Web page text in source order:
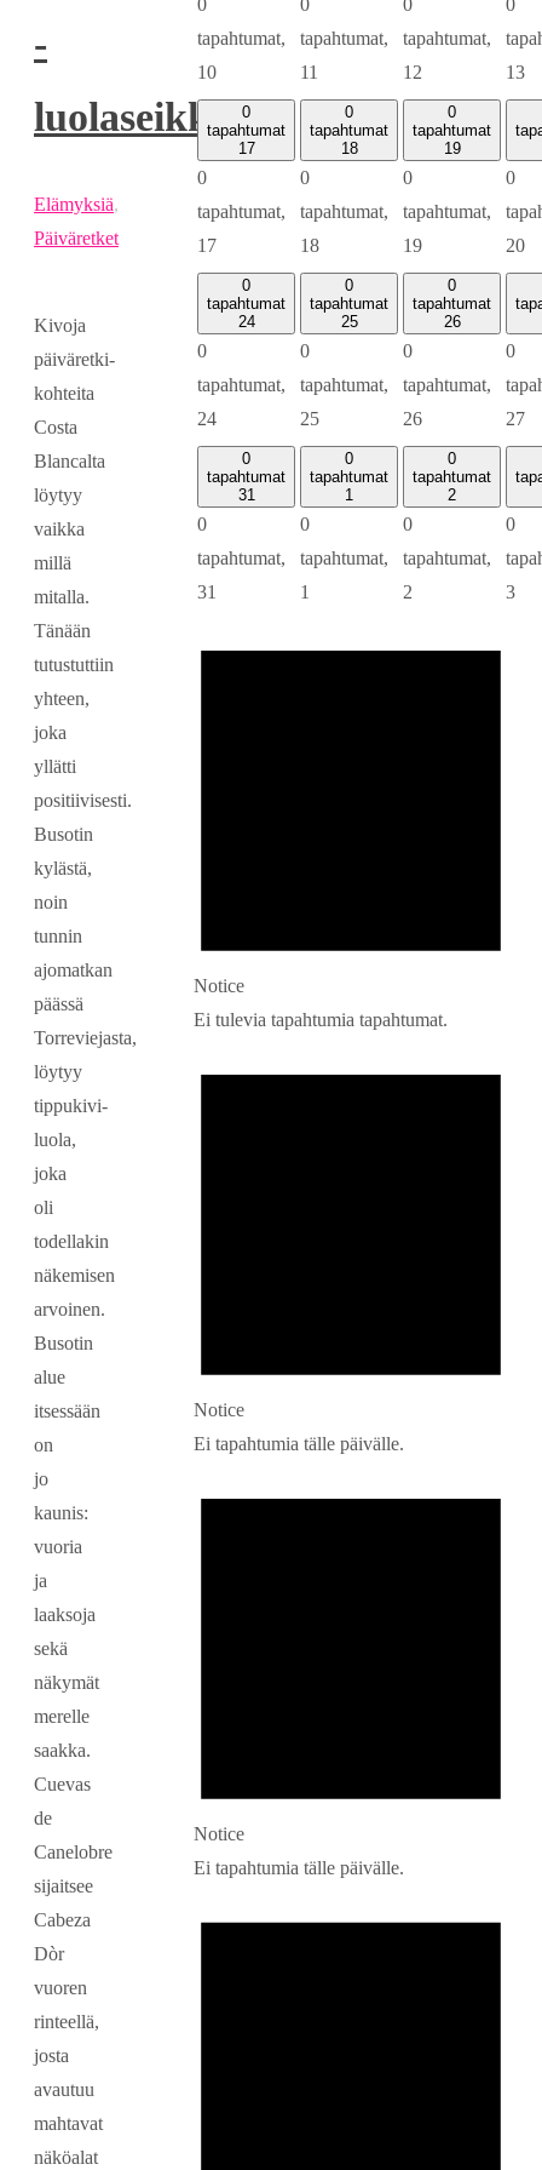
-
luolaseikkailu
Elämyksiä,
Päiväretket
Kivoja
päiväretki-
kohteita
Costa
Blancalta
löytyy
vaikka
millä
mitalla.
Tänään
tutustuttiin
yhteen,
joka
yllätti
positiivisesti.
Busotin
kylästä,
noin
tunnin
ajomatkan
päässä
Torreviejasta,
löytyy
tippukivi-
luola,
joka
oli
todellakin
näkemisen
arvoinen.
Busotin
alue
itsessään
on
jo
kaunis:
vuoria
ja
laaksoja
sekä
näkymät
merelle
saakka.
Cuevas
de
Canelobre
sijaitsee
Cabeza
Dòr
vuoren
rinteellä,
josta
avautuu
mahtavat
näköalat
0
tapahtumat,
10
0
tapahtumat,
11
0
tapahtumat,
12
0
13
0
tapahtumat
17
0
tapahtumat,
17
0
tapahtumat
18
0
tapahtumat,
18
0
tapahtumat
19
0
tapahtumat,
19
0
20
0
tapahtumat
24
0
tapahtumat,
24
0
tapahtumat
25
0
tapahtumat,
25
0
tapahtumat
26
0
tapahtumat,
26
0
27
0
tapahtumat
31
0
tapahtumat,
31
0
tapahtumat
1
0
tapahtumat,
1
0
tapahtumat
2
0
tapahtumat,
2
0
3
Notice
Ei tulevia tapahtumia tapahtumat.
Notice
Ei tapahtumia tälle päivälle.
Notice
Ei tapahtumia tälle päivälle.